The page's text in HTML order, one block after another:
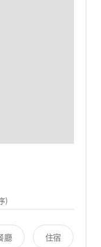
)
廳 住宿